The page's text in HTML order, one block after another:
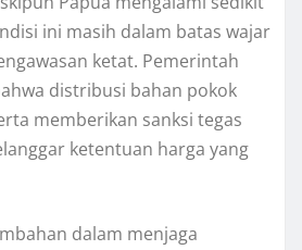
ini masih dalam batas wajar
ketat. Pemerintah
distribusi bahan pokok
memberikan sanksi tegas
ketentuan harga yang
dalam menjaga